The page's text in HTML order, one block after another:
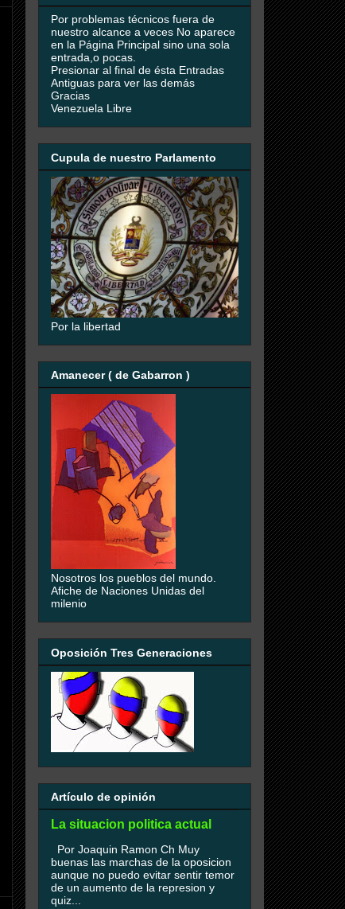
Por problemas técnicos fuera de
nuestro alcance a veces No aparece
en la Página Principal sino una sola
entrada,o pocas.
Presionar al final de ésta Entradas
Antiguas para ver las demás
Gracias
Venezuela Libre
Cupula de nuestro Parlamento
Por la libertad
Amanecer ( de Gabarron )
Nosotros los pueblos del mundo.
Afiche de Naciones Unidas del
milenio
Oposición Tres Generaciones
Artículo de opinión
La situacion politica actual
Por Joaquin Ramon Ch Muy
buenas las marchas de la oposicion
aunque no puedo evitar sentir temor
de un aumento de la represion y
quiz...